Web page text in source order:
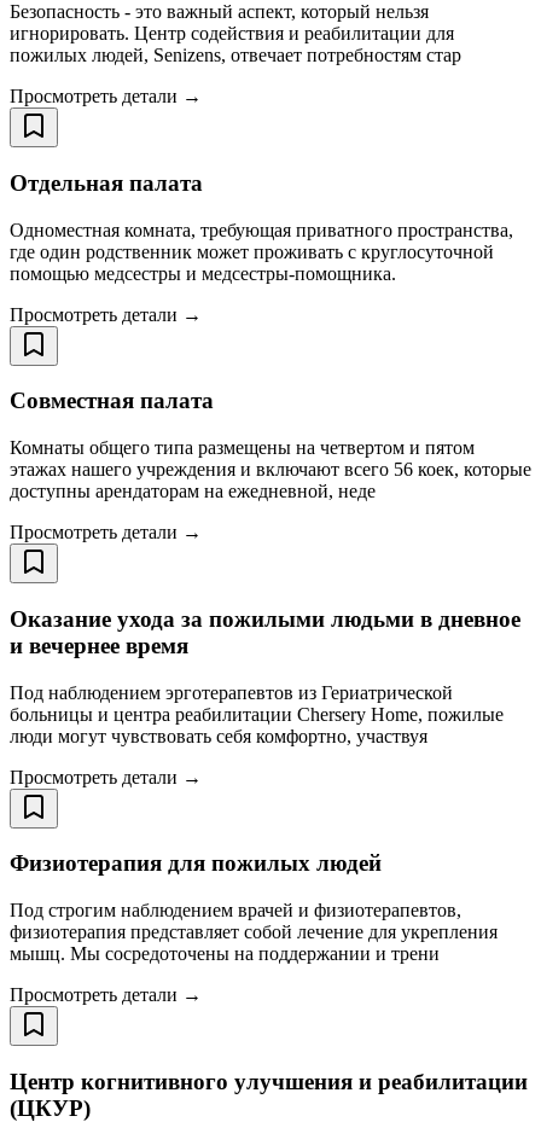
Безопасность - это важный аспект, который нельзя
игнорировать. Центр содействия и реабилитации для
пожилых людей, Senizens, отвечает потребностям стар
Просмотреть детали →
Отдельная палата
Одноместная комната, требующая приватного пространства,
где один родственник может проживать с круглосуточной
помощью медсестры и медсестры-помощника.
Просмотреть детали →
Совместная палата
Комнаты общего типа размещены на четвертом и пятом
этажах нашего учреждения и включают всего 56 коек, которые
доступны арендаторам на ежедневной, неде
Просмотреть детали →
Оказание ухода за пожилыми людьми в дневное
и вечернее время
Под наблюдением эрготерапевтов из Гериатрической
больницы и центра реабилитации Chersery Home, пожилые
люди могут чувствовать себя комфортно, участвуя
Просмотреть детали →
Физиотерапия для пожилых людей
Под строгим наблюдением врачей и физиотерапевтов,
физиотерапия представляет собой лечение для укрепления
мышц. Мы сосредоточены на поддержании и трени
Просмотреть детали →
Центр когнитивного улучшения и реабилитации
(ЦКУР)